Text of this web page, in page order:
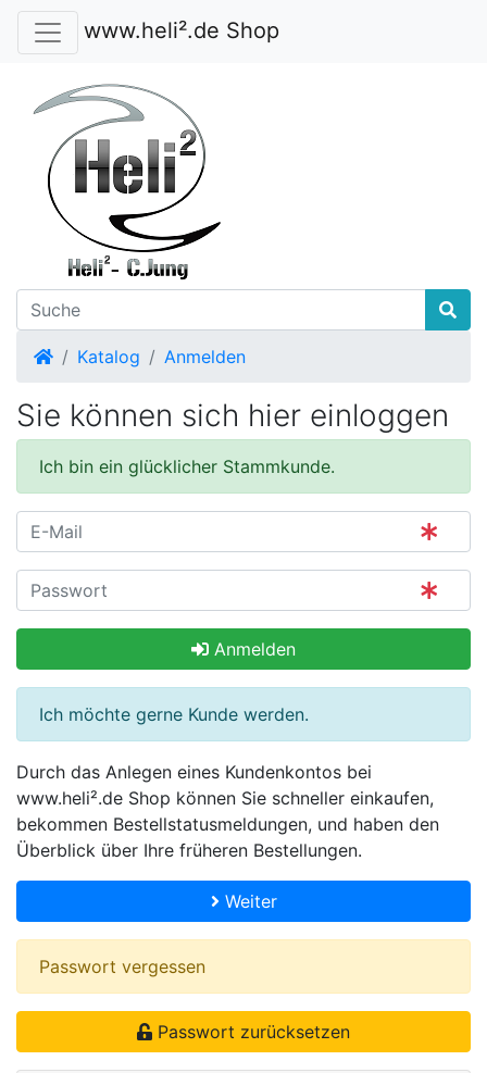
www.heli².de Shop
Startseite
Katalog Anmelden
Sie können sich hier einloggen
Ich bin ein glücklicher Stammkunde.
Anmelden
Ich möchte gerne Kunde werden.
Durch das Anlegen eines Kundenkontos bei
www.heli².de Shop können Sie schneller einkaufen,
bekommen Bestellstatusmeldungen, und haben den
Überblick über Ihre früheren Bestellungen.
Weiter
Passwort vergessen
Passwort zurücksetzen